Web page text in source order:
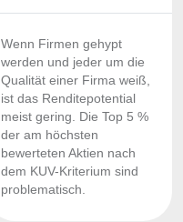
Wenn Firmen gehypt
werden und jeder um die
Qualität einer Firma weiß,
ist das Renditepotential
meist gering. Die Top 5 %
der am höchsten
bewerteten Aktien nach
dem KUV-Kriterium sind
problematisch.